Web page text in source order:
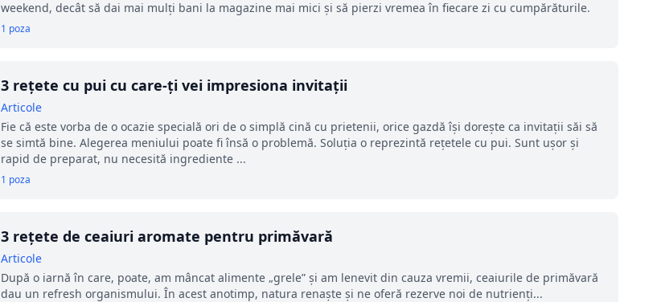
weekend, decât să dai mai mulți bani la magazine mai mici și să pierzi vremea în fiecare zi cu cumpărăturile.
1 poza
3 rețete cu pui cu care-ți vei impresiona invitații
Articole
Fie că este vorba de o ocazie specială ori de o simplă cină cu prietenii, orice gazdă își dorește ca invitații săi să
se simtă bine. Alegerea meniului poate fi însă o problemă. Soluția o reprezintă rețetele cu pui. Sunt ușor și
rapid de preparat, nu necesită ingrediente ...
1 poza
3 rețete de ceaiuri aromate pentru primăvară
Articole
După o iarnă în care, poate, am mâncat alimente „grele” și am lenevit din cauza vremii, ceaiurile de primăvară
dau un refresh organismului. În acest anotimp, natura renaște și ne oferă rezerve noi de nutrienți...